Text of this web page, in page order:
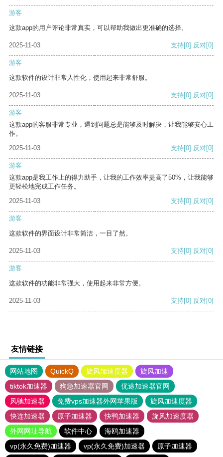
游客
这款app的用户评论非常真实，可以帮助我做出更准确的选择。
2025-11-03 支持[0] 反对[0]
游客
这款软件的设计非常人性化，使用起来非常舒服。
2025-11-03 支持[0] 反对[0]
游客
这款app的客服非常专业，遇到问题总是能够及时解决，让我能够安心工
作。
2025-11-03
支持[0] 反对[0]
游客
这款app是我工作上的得力助手，让我的工作效率提高了50%，让我能够
更轻松地完成工作任务。
2025-11-03
支持[0] 反对[0]
游客
这款软件的界面设计非常简洁，一目了然。
2025-11-03 支持[0] 反对[0]
游客
这款软件的功能非常强大，使用起来非常方便。
2025-11-03 支持[0] 反对[0]
友情链接
网站地图 QuickQ 旋风加速度器
旋风加速
tiktok加速器
狗急加速器官网
优途加速器官网
风驰加速器
免费vps加速器外网苹果版
旋风加速度器
快连加速器
原子加速器 快鸭加速器
旋风加速度器
外网网址导航
软件中心
海鸥加速器
vp(永久免费)加速器
vp(永久免费)加速器 原子加速器